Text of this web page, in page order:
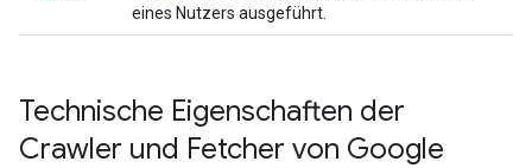
eines Nutzers ausgeführt.
Technische Eigenschaften der
Crawler und Fetcher von Google